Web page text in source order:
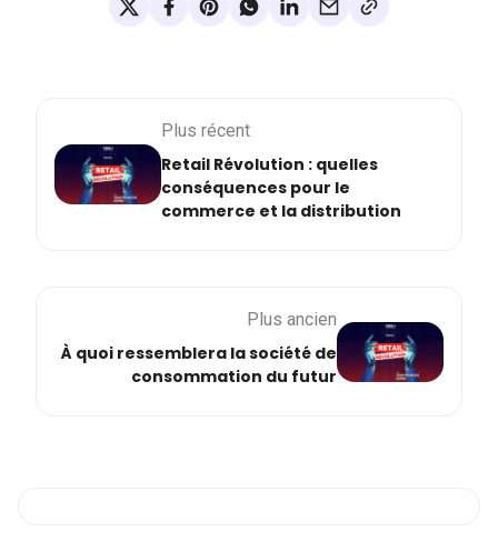
Plus récent
Retail Révolution : quelles
conséquences pour le
commerce et la distribution
Plus ancien
À quoi ressemblera la société de
consommation du futur